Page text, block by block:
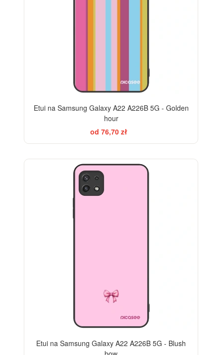
Etui na Samsung Galaxy A22 A226B 5G - Golden
hour
od 76,70 zł
Etui na Samsung Galaxy A22 A226B 5G - Blush